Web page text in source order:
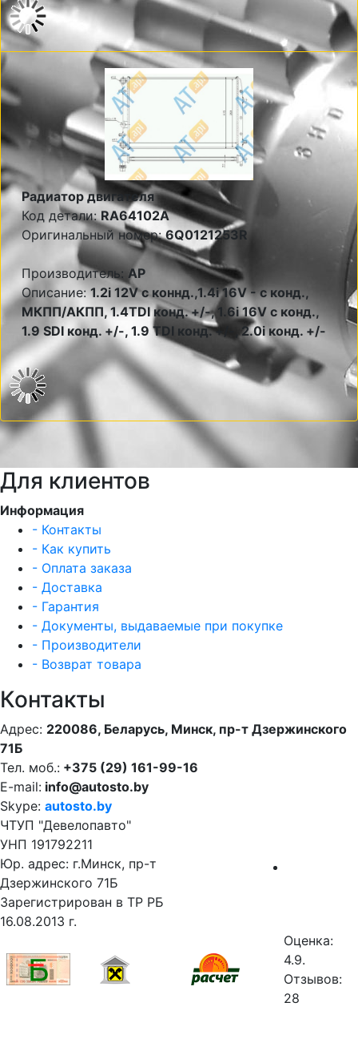
Радиатор двигателя
Код детали:RA64102A
Оригинальный номер:6Q0121253R
Производитель: AP
Описание:1.2i 12V с коннд.,1.4i 16V - с конд.,
МКПП/АКПП, 1.4TDI конд. +/-, 1.6i 16V с конд.,
1.9 SDI конд. +/-, 1.9 TDI конд. +/-, 2.0i конд. +/-
Для клиентов
Информация
- Контакты
- Как купить
- Оплата заказа
- Доставка
- Гарантия
- Документы, выдаваемые при покупке
- Производители
- Возврат товара
Контакты
Адрес: 220086, Беларусь, Минск, пр-т Дзержинского
71Б
Тел. моб.: +375 (29) 161-99-16
E-mail: info@autosto.by
Skype: autosto.by
ЧТУП "Девелопавто"
УНП 191792211
Юр. адрес: г.Минск, пр-т
Дзержинского 71Б
Зарегистрирован в ТР РБ
16.08.2013 г.
Оценка:
4.9.
Отзывов:
28